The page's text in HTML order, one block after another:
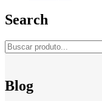
Search
Blog